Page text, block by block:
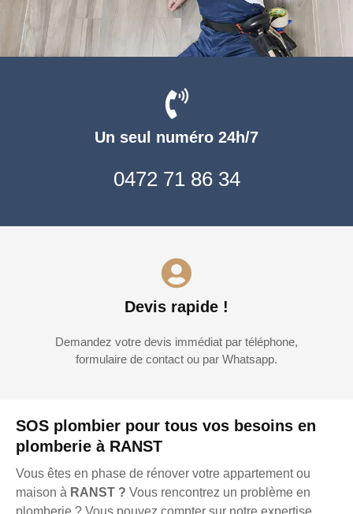
SOS plombier pour tous vos besoins en
plomberie à RANST
Vous êtes en phase de rénover votre appartement ou
maison à RANST ? Vous rencontrez un problème en
Un seul numéro 24h/7
0472 71 86 34
Devis rapide !
Demandez votre devis immédiat par téléphone,
formulaire de contact ou par Whatsapp.